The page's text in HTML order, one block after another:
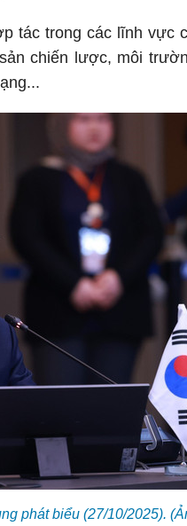
tác trong các lĩnh vực
chiến lược, môi
phát biểu (27/10/2025).